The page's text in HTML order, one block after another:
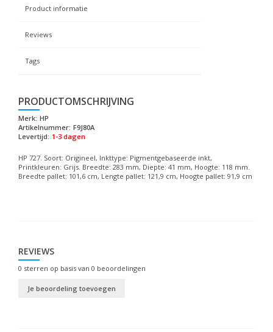
Product informatie
Reviews
Tags
PRODUCTOMSCHRIJVING
Merk: HP
Artikelnummer: F9J80A
Levertijd: 1-3 dagen
HP 727. Soort: Origineel, Inkttype: Pigmentgebaseerde inkt,
Printkleuren: Grijs. Breedte: 283 mm, Diepte: 41 mm, Hoogte: 118 mm.
Breedte pallet: 101,6 cm, Lengte pallet: 121,9 cm, Hoogte pallet: 91,9 cm
REVIEWS
0 sterren op basis van 0 beoordelingen
Je beoordeling toevoegen